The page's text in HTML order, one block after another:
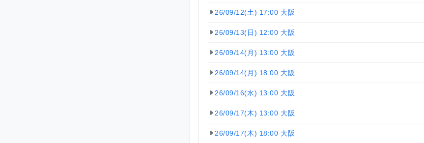
26/09/12(土) 17:00 大阪
26/09/13(日) 12:00 大阪
26/09/14(月) 13:00 大阪
26/09/14(月) 18:00 大阪
26/09/16(水) 13:00 大阪
26/09/17(木) 13:00 大阪
26/09/17(木) 18:00 大阪